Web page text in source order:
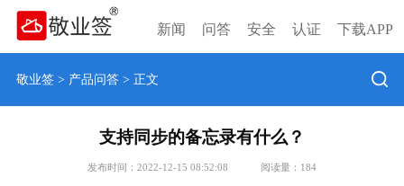
新闻 问答 安全 认证 下载APP
敬业签> 产品问答> 正文
支持同步的备忘录有什么？
发布时间：2022-12-15 08:52:08 阅读量： 184